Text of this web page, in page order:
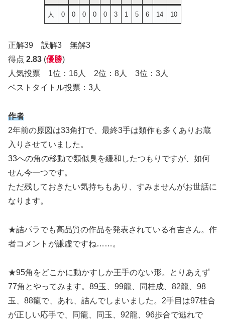
人 0 0 0 0 0 3 1 5 6 14 10
正解39 誤解3 無解3
得点 2.83 (優勝)
人気投票 1位：16人 2位：8人 3位：3人
ベストタイトル投票：3人
作者
2年前の原図は33角打で、最終3手は類作も多くありお蔵
入りさせていました。
33への角の移動で類似臭を緩和したつもりですが、如何
せん今一つです。
ただ残しておきたい気持ちもあり、すみませんがお世話に
なります。
★詰パラでも高品質の作品を発表されている有吉さん。作
者コメントが謙虚ですね……。
★95角をどこかに動かすしか王手のない形。とりあえず
77角とやってみます。89玉、99龍、同桂成、82龍、98
玉、88龍で、あれ、詰んでしまいました。2手目は97桂合
が正しい応手で、同龍、同玉、92龍、96歩合で逃れで